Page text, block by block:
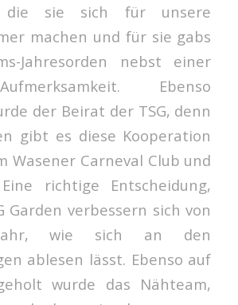
die sie sich für unsere
machen und für sie gabs
Jahresorden nebst einer
Ebenso
der Beirat der TSG, denn
gibt es diese Kooperation
Wasener Carneval Club und
richtige Entscheidung,
Garden verbessern sich von
wie sich an den
ablesen lässt. Ebenso auf
wurde das Nähteam,